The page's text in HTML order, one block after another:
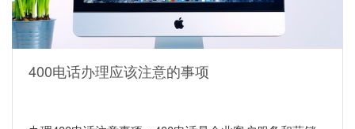
400电话办理应该注意的事项